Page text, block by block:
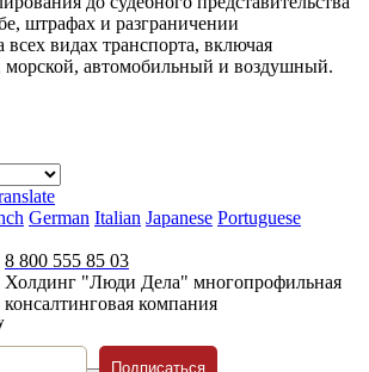
штрафах и разграничении
всех видах транспорта, включая
автомобильный и воздушный.
German Italian Japanese Portuguese
8 800 555 85 03
Холдинг "Люди Дела" многопрофильная
консалтинговая компания
Подписаться